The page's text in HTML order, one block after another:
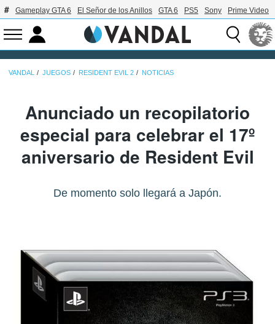
Gameplay GTA 6 El Señor de los Anillos GTA 6 PS5 Sony Prime Video
VANDAL JUEGOS RESIDENT EVIL 2 NOTICIAS
Anunciado un recopilatorio
especial para celebrar el 17º
aniversario de Resident Evil
De momento solo llegará a Japón.